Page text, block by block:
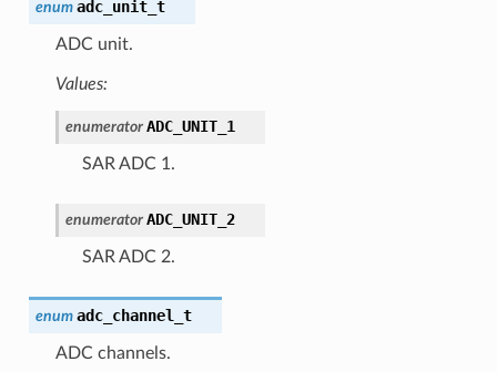
enum adc_unit_t
ADC unit.
Values:
enumerator ADC_UNIT_1
SAR ADC 1.
enumerator ADC_UNIT_2
SAR ADC 2.
enum adc_channel_t
ADC channels.